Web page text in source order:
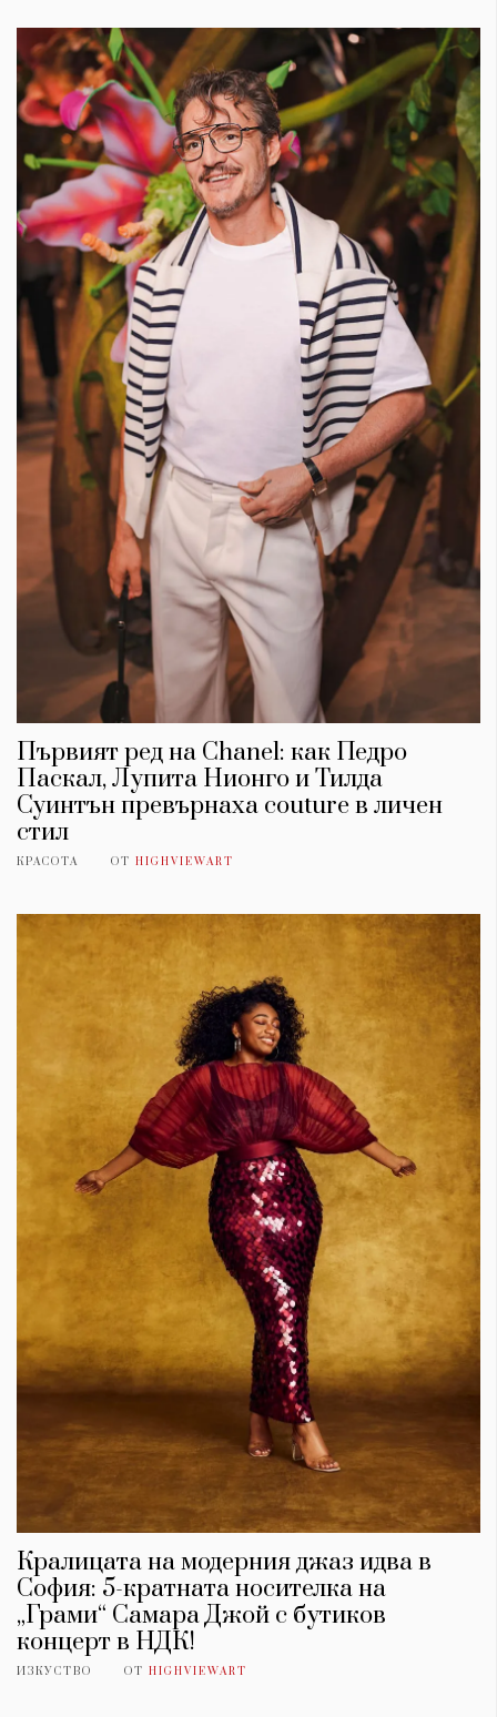
Първият ред на Chanel: как Педро
Паскал, Лупита Нионго и Тилда
Суинтън превърнаха couture в личен
стил
КРАСОТА ОТ HIGHVIEWART
Кралицата на модерния джаз идва в
София: 5-кратната носителка на
„Грами“ Самара Джой с бутиков
концерт в НДК!
ИЗКУСТВО ОТ HIGHVIEWART